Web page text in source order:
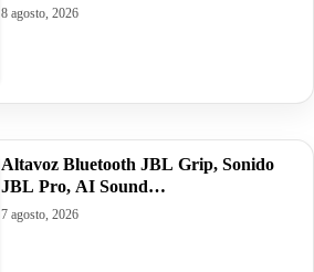
8 agosto, 2026
Altavoz Bluetooth JBL Grip, Sonido
JBL Pro, AI Sound…
7 agosto, 2026